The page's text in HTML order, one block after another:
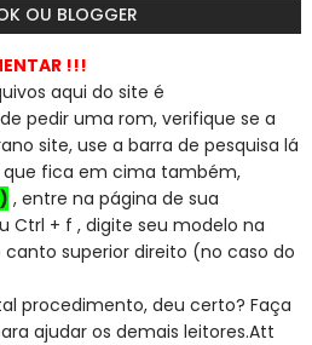
OU BLOGGER
!!!
aqui do site é
pedir uma rom, verifique se a
no site, use a barra de pesquisa lá
fica em cima também,
, entre na página de sua
Ctrl + f , digite seu modelo na
superior direito (no caso do
procedimento, deu certo? Faça
ajudar os demais leitores.Att